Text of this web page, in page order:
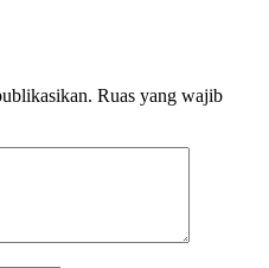
Ruas yang wajib